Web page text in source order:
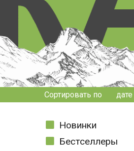
Сортировать по
Новинки
Бестселлеры